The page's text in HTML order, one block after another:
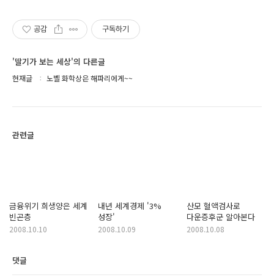
공감 구독하기
'딸기가 보는 세상'의 다른글
현재글 노벨 화학상은 해파리에게~~
관련글
금융위기 희생양은 세계
빈곤층
2008.10.10
내년 세계경제 '3%
성장'
2008.10.09
산모 혈액검사로
다운증후군 알아본다
2008.10.08
댓글